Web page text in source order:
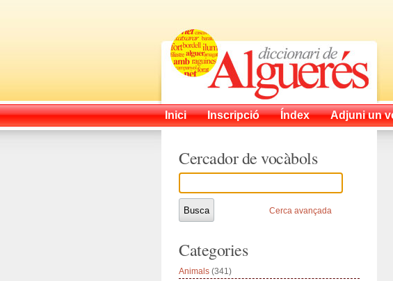
Inici Inscripció Índex Adjuni un
Cercador de vocàbols
Cerca avançada
Categories
Animals (341)